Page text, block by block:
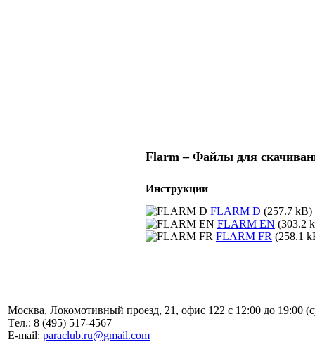
Flarm – Файлы для
Инструкции
FLARM D (257.7 kB)
FLARM EN (303.2
FLARM FR (258.1
Москва, Локомотивный проезд, 21, офис 122 с 12:00 до 19:00
Tел.: 8 (495) 517-4567
E-mail: paraclub.ru@gmail.com